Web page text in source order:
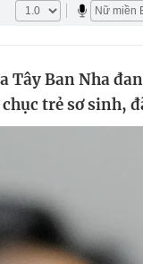
sống
Tây Ban Nha
trẻ sơ sinh,